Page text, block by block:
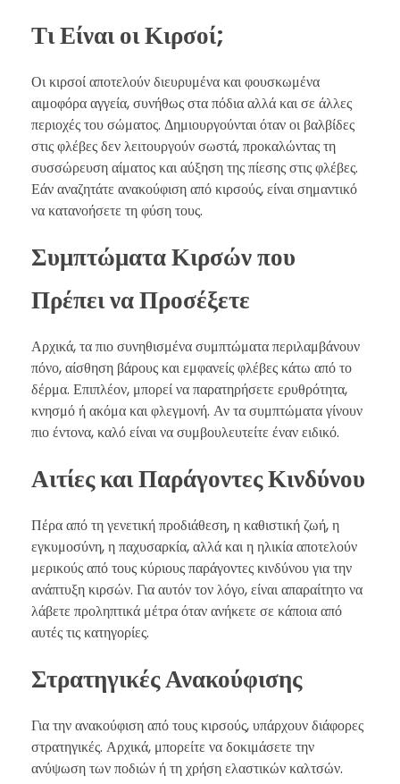
Τι Είναι οι Κιρσοί;
Οι κιρσοί αποτελούν διευρυμένα και φουσκωμένα
αιμοφόρα αγγεία, συνήθως στα πόδια αλλά και σε άλλες
περιοχές του σώματος. Δημιουργούνται όταν οι βαλβίδες
στις φλέβες δεν λειτουργούν σωστά, προκαλώντας τη
συσσώρευση αίματος και αύξηση της πίεσης στις φλέβες.
Εάν αναζητάτε ανακούφιση από κιρσούς, είναι σημαντικό
να κατανοήσετε τη φύση τους.
Συμπτώματα Κιρσών που
Πρέπει να Προσέξετε
Αρχικά, τα πιο συνηθισμένα συμπτώματα περιλαμβάνουν
πόνο, αίσθηση βάρους και εμφανείς φλέβες κάτω από το
δέρμα. Επιπλέον, μπορεί να παρατηρήσετε ερυθρότητα,
κνησμό ή ακόμα και φλεγμονή. Αν τα συμπτώματα γίνουν
πιο έντονα, καλό είναι να συμβουλευτείτε έναν ειδικό.
Αιτίες και Παράγοντες Κινδύνου
Πέρα από τη γενετική προδιάθεση, η καθιστική ζωή, η
εγκυμοσύνη, η παχυσαρκία, αλλά και η ηλικία αποτελούν
μερικούς από τους κύριους παράγοντες κινδύνου για την
ανάπτυξη κιρσών. Για αυτόν τον λόγο, είναι απαραίτητο να
λάβετε προληπτικά μέτρα όταν ανήκετε σε κάποια από
αυτές τις κατηγορίες.
Στρατηγικές Ανακούφισης
Για την ανακούφιση από τους κιρσούς, υπάρχουν διάφορες
στρατηγικές. Αρχικά, μπορείτε να δοκιμάσετε την
ανύψωση των ποδιών ή τη χρήση ελαστικών καλτσών.